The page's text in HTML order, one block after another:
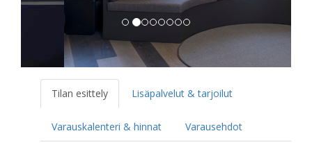
Tilan esittely Lisäpalvelut & tarjoilut
Varauskalenteri & hinnat Varausehdot